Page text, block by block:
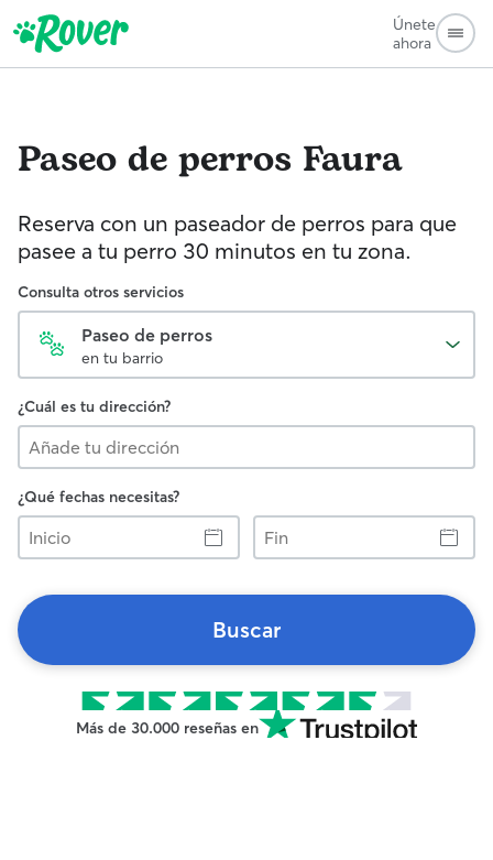
Únete
ahora
Paseo de perros Faura
Reserva con un paseador de perros para que
pasee a tu perro 30 minutos en tu zona.
Consulta otros servicios
Paseo de perros
en tu barrio
¿Cuál es tu dirección?
¿Qué fechas necesitas?
Inicio
Fin
Buscar
Más de 30.000 reseñas en